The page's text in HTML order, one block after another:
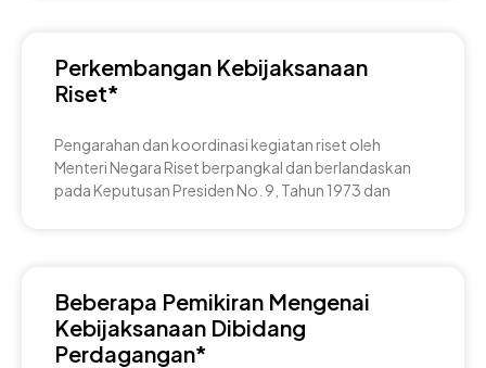
Perkembangan Kebijaksanaan
Riset*
Pengarahan dan koordinasi kegiatan riset oleh
Menteri Negara Riset berpangkal dan berlandaskan
pada Keputusan Presiden No. 9, Tahun 1973 dan
Beberapa Pemikiran Mengenai
Kebijaksanaan Dibidang
Perdagangan*